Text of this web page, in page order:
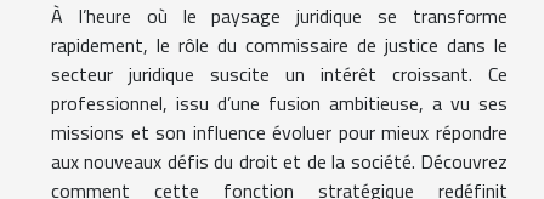
À l’heure où le paysage juridique se transforme
rapidement, le rôle du commissaire de justice dans le
secteur juridique suscite un intérêt croissant. Ce
professionnel, issu d’une fusion ambitieuse, a vu ses
missions et son influence évoluer pour mieux répondre
aux nouveaux défis du droit et de la société. Découvrez
comment cette fonction stratégique redéfinit